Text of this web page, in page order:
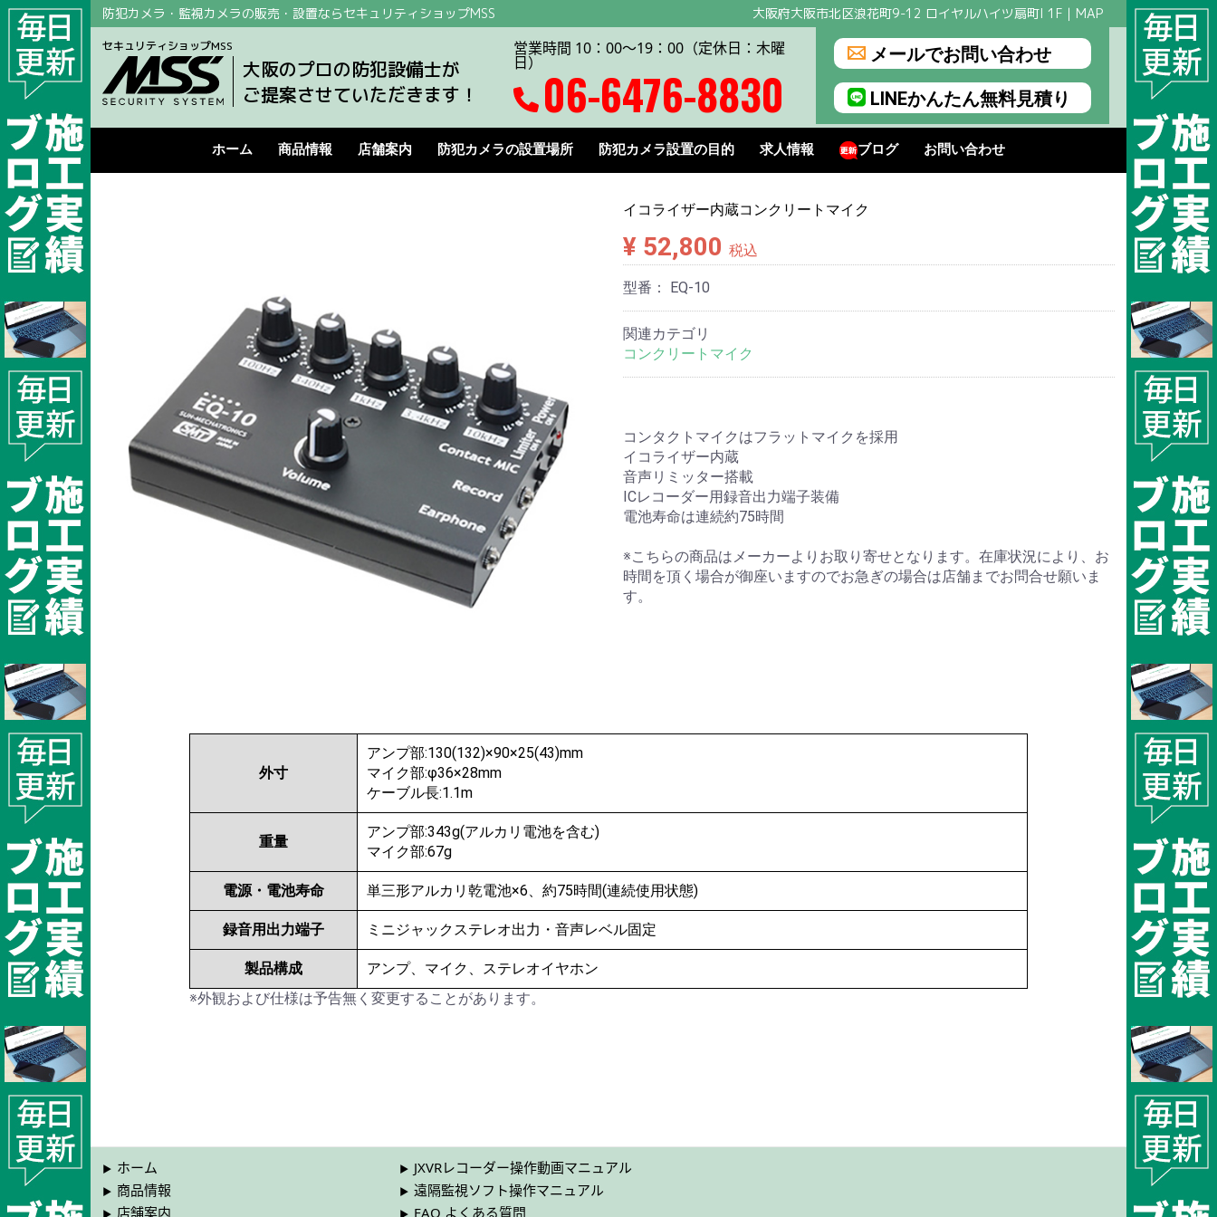
防犯カメラ・監視カメラの販売・設置ならセキュリティショップMSS 大阪府大阪市北区浪花町9-12 ロイヤルハイツ扇町I 1F｜ MAP
セキュリティショップMSS
大阪のプロの防犯設備士が
ご提案させていただきます！
営業時間 10：00～19：00（定休日：木曜
日） 06-6476-8830
メールでお問い合わせ
LINEかんたん無料見積り
ホーム 商品情報 店舗案内 防犯カメラの設置場所 防犯カメラ設置の目的 求人情報 ブログ お問い合わせ
イコライザー内蔵コンクリートマイク
¥ 52,800 税込
型番： EQ-10
関連カテゴリ
コンクリートマイク
コンタクトマイクはフラットマイクを採用
イコライザー内蔵
音声リミッター搭載
ICレコーダー用録音出力端子装備
電池寿命は連続約75時間
※こちらの商品はメーカーよりお取り寄せとなります。在庫状況により、お
時間を頂く場合が御座いますのでお急ぎの場合は店舗までお問合せ願いま
す。
外寸
アンプ部:130(132)×90×25(43)mm
マイク部:φ36×28mm
ケーブル長:1.1m
重量
アンプ部:343g(アルカリ電池を含む)
マイク部:67g
電源・電池寿命 単三形アルカリ乾電池×6、約75時間(連続使用状態)
録音用出力端子 ミニジャックステレオ出力・音声レベル固定
製品構成
アンプ、マイク、ステレオイヤホン
※外観および仕様は予告無く変更することがあります。
ホーム
商品情報
店舗案内
JXVRレコーダー操作動画マニュアル
遠隔監視ソフト操作マニュアル
FAQ よくある質問